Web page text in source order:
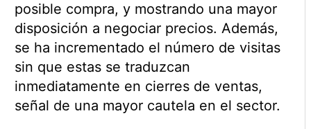
posible compra, y mostrando una mayor
disposición a negociar precios. Además,
se ha incrementado el número de visitas
sin que estas se traduzcan
inmediatamente en cierres de ventas,
señal de una mayor cautela en el sector.